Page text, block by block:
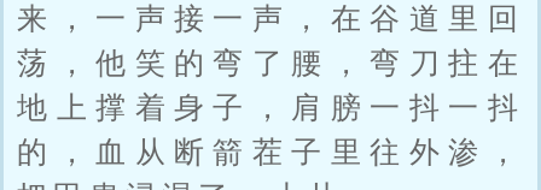
来，一声接一声，在谷道里回
荡，他笑的弯了腰，弯刀拄在
地上撑着身子，肩膀一抖一抖
的，血从断箭茬子里往外渗，